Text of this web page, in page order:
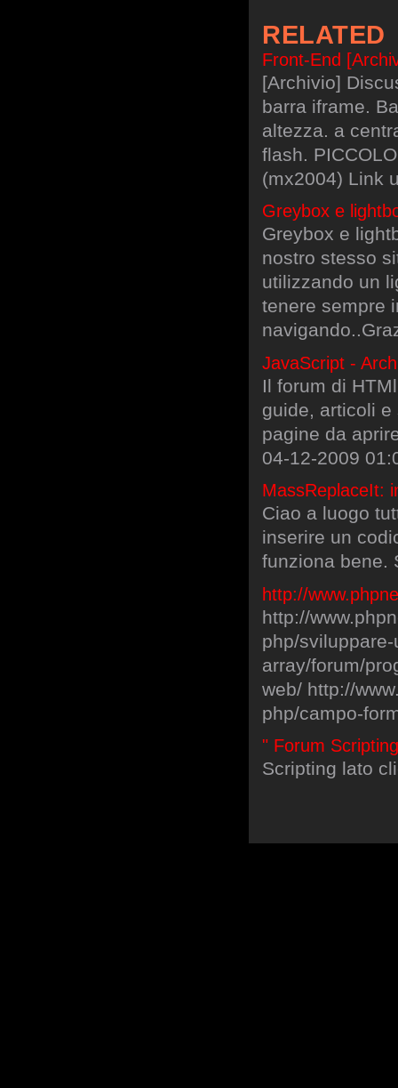
RELATED
Front-End
[Archivio]
barra iframe.
altezza. a
flash.
(mx2004) Link
Greybox e
Greybox e
nostro stesso
utilizzando un
tenere sempre
JavaScript -
Il forum di
guide, articoli
pagine da
04-12-2009
MassReplaceIt:
Ciao a luogo
inserire un
funziona bene.
http://
http://
php/
array/forum/
web/ http://
php/campo-
" Forum
Scripting lato